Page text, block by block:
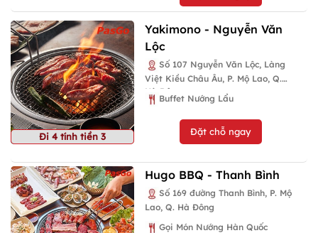
Đi 4 tính tiền 3
Yakimono - Nguyễn Văn
Lộc
Số 107 Nguyễn Văn Lộc, Làng
Việt Kiều Châu Âu, P. Mộ Lao, Q.
Hà Đông
Buffet Nướng Lẩu
Đặt chỗ ngay
Hugo BBQ - Thanh Bình
Số 169 đường Thanh Bình, P. Mộ
Lao, Q. Hà Đông
Gọi Món Nướng Hàn Quốc